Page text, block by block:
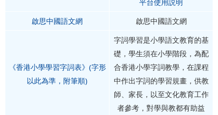
啟思中國語文網
啟思中國語文網
《香港小學學習字詞表》(字形
以此為準，附筆順)
字詞學習是小學語文教育的基
礎，學生須在小學階段，為配
合香港小學字詞教學，在課程
中作出字詞的學習規畫，供教
師、家長，以至文化教育工作
者參考，對學與教都有助益